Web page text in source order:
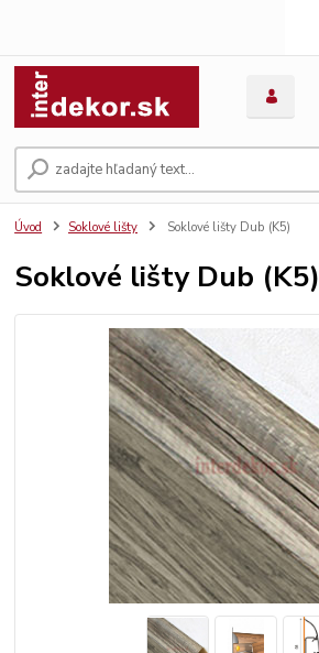
Úvod Soklové lišty Soklové lišty Dub (K5)
Soklové lišty Dub (K5)